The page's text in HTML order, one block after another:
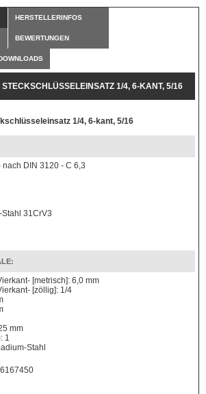
HERSTELLERINFOS
BEWERTUNGEN
1/4, 6-KANT, 5/16
1/4, 6-kant, 5/16
DIN 3120 - C 6,3
31CrV3
[metrisch]: 6,0 mm
[zöllig]: 1/4
mm
1
Stahl